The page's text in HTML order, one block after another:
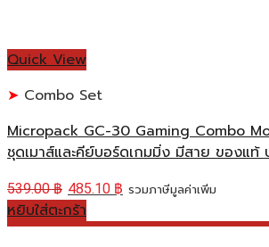
Quick View
Combo Set
Micropack GC-30 Gaming Combo
ชุดเมาส์และคีย์บอร์ดเกมมิ่ง มีสาย ของแท้
539.00฿ 485.10 ฿ รวมภาษีมูลค่าเพิ่ม
หยิบใส่ตะกร้า